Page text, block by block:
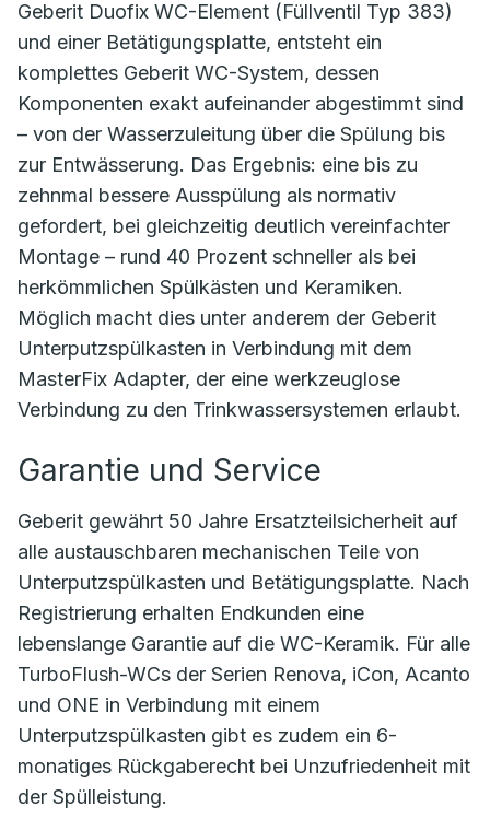
Geberit Duofix WC-Element (Füllventil Typ 383)
und einer Betätigungsplatte, entsteht ein
komplettes Geberit WC-System, dessen
Komponenten exakt aufeinander abgestimmt sind
– von der Wasserzuleitung über die Spülung bis
zur Entwässerung. Das Ergebnis: eine bis zu
zehnmal bessere Ausspülung als normativ
gefordert, bei gleichzeitig deutlich vereinfachter
Montage – rund 40 Prozent schneller als bei
herkömmlichen Spülkästen und Keramiken.
Möglich macht dies unter anderem der Geberit
Unterputzspülkasten in Verbindung mit dem
MasterFix Adapter, der eine werkzeuglose
Verbindung zu den Trinkwassersystemen erlaubt.
Garantie und Service
Geberit gewährt 50 Jahre Ersatzteilsicherheit auf
alle austauschbaren mechanischen Teile von
Unterputzspülkasten und Betätigungsplatte. Nach
Registrierung erhalten Endkunden eine
lebenslange Garantie auf die WC-Keramik. Für alle
TurboFlush-WCs der Serien Renova, iCon, Acanto
und ONE in Verbindung mit einem
Unterputzspülkasten gibt es zudem ein 6-
monatiges Rückgaberecht bei Unzufriedenheit mit
der Spülleistung.